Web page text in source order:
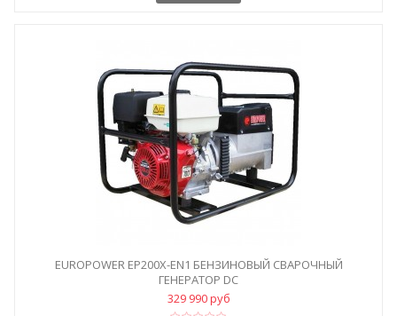
EUROPOWER EP200X-EN1 БЕНЗИНОВЫЙ СВАРОЧНЫЙ
ГЕНЕРАТОР DC
329 990 руб